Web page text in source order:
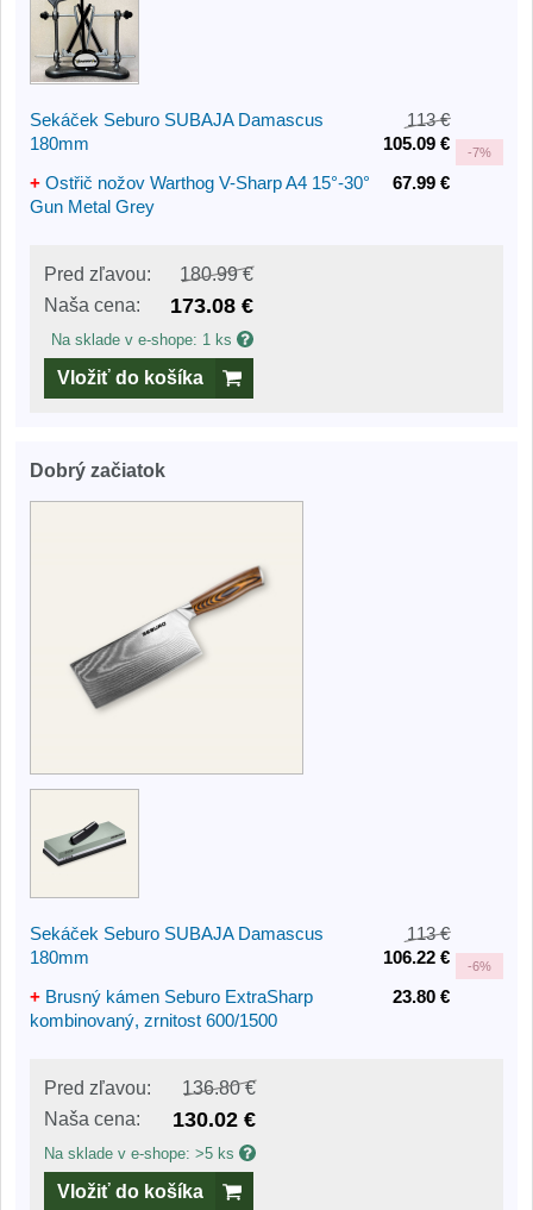
Sekáček Seburo SUBAJA Damascus
180mm
113 €
105.09 €
-7%
+ Ostřič nožov Warthog V-Sharp A4 15°-30°
Gun Metal Grey
67.99 €
Pred zľavou:
180.99 €
Naša cena:
173.08 €
Na sklade v e-shope: 1 ks
Vložiť do košíka
Dobrý začiatok
Sekáček Seburo SUBAJA Damascus
180mm
113 €
106.22 €
-6%
+ Brusný kámen Seburo ExtraSharp
kombinovaný, zrnitost 600/1500
23.80 €
Pred zľavou:
136.80 €
Naša cena:
130.02 €
Na sklade v e-shope: >5 ks
Vložiť do košíka